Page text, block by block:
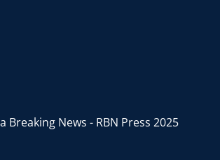
Breaking News - RBN Press 2025